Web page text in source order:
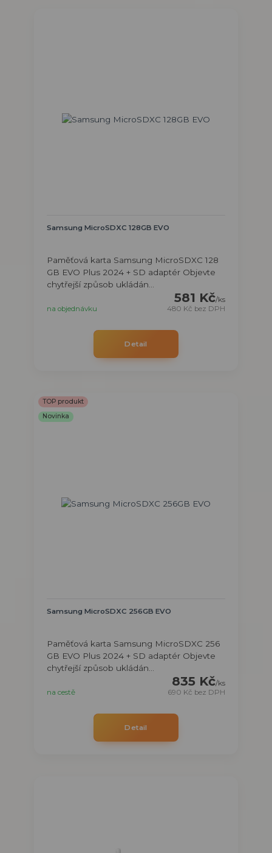
Samsung MicroSDXC 128GB EVO
Paměťová karta Samsung MicroSDXC 128
GB EVO Plus 2024 + SD adaptér Objevte
chytřejší způsob ukládán...
581 Kč/ks
480 Kč bez DPH
na objednávku
Detail
TOP produkt
Novinka
Samsung MicroSDXC 256GB EVO
Paměťová karta Samsung MicroSDXC 256
GB EVO Plus 2024 + SD adaptér Objevte
chytřejší způsob ukládán...
835 Kč/ks
690 Kč bez DPH
na cestě
Detail